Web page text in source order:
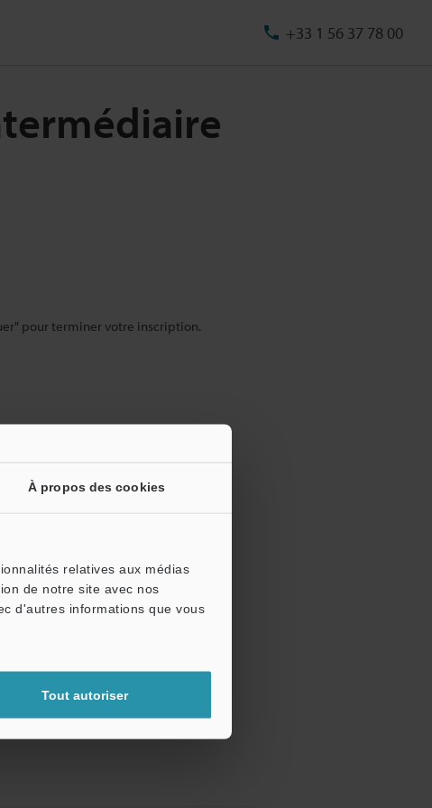
À propos des cookies
relatives aux médias
de notre site avec nos
d'autres informations que vous
Tout autoriser
+33 1 56 37 78 00
pour terminer votre inscription.